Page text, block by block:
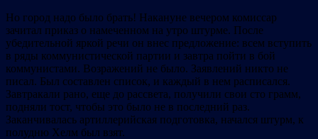
Но город надо было брать! Накануне вечером комиссар
зачитал приказ о намеченном на утро штурме. После
убедительной яркой речи он внес предложение: всем вступить
в ряды коммунистической партии и завтра пойти в бой
коммунистами. Возражений не было. Заявлений никто не
писал. Был составлен список, и каждый в нем расписался.
Завтракали рано, еще до рассвета, получили свои сто грамм,
подняли тост, чтобы это было не в последний раз.
Заканчивалась артиллерийская подготовка, начался штурм, к
полудню Хелм был взят.